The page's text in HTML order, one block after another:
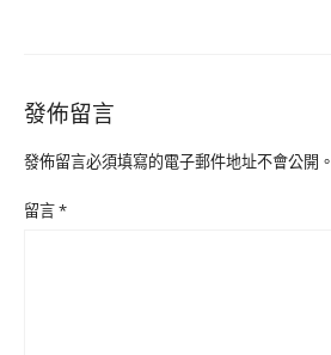
發佈留言
發佈留言必須填寫的電子郵件地址不會公開。
留言*